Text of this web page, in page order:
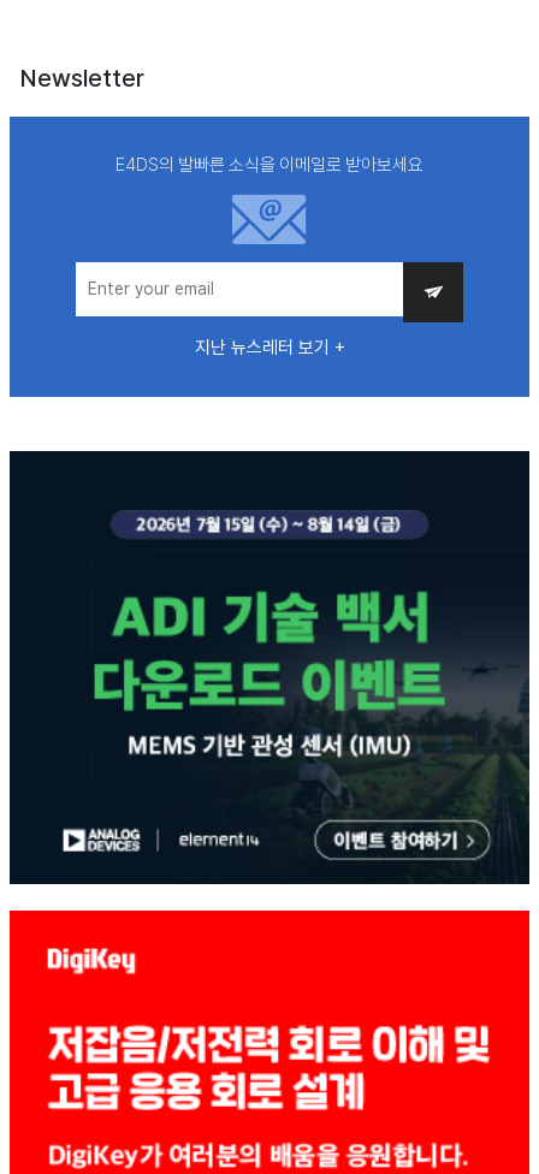
Newsletter
E4DS의 발빠른 소식을 이메일로 받아보세요
지난 뉴스레터 보기 +